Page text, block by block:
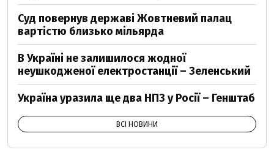
Суд повернув державі Жовтневий палац
вартістю близько мільярда
В Україні не залишилося жодної
неушкодженої електростанції – Зеленський
Україна уразила ще два НПЗ у Росії – Генштаб
ВСІ НОВИНИ